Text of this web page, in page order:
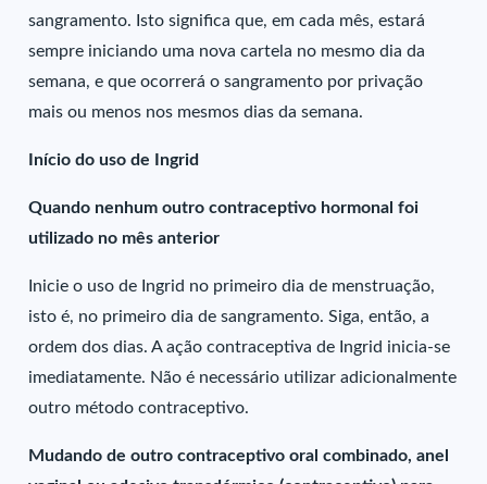
sangramento. Isto significa que, em cada mês, estará
sempre iniciando uma nova cartela no mesmo dia da
semana, e que ocorrerá o sangramento por privação
mais ou menos nos mesmos dias da semana.
Início do uso de Ingrid
Quando nenhum outro contraceptivo hormonal foi
utilizado no mês anterior
Inicie o uso de Ingrid no primeiro dia de menstruação,
isto é, no primeiro dia de sangramento. Siga, então, a
ordem dos dias. A ação contraceptiva de Ingrid inicia-se
imediatamente. Não é necessário utilizar adicionalmente
outro método contraceptivo.
Mudando de outro contraceptivo oral combinado, anel